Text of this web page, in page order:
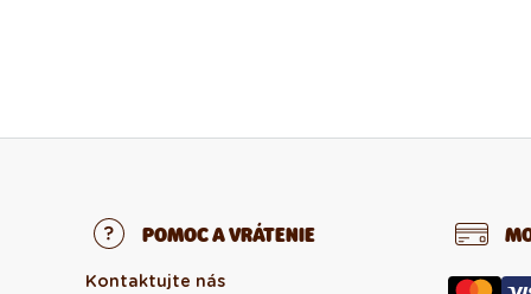
POMOC A VRÁTENIE
Kontaktujte nás